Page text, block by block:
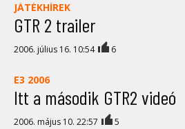
JÁTÉKHÍREK
GTR 2 trailer
2006. július 16. 10:54 6
E3 2006
Itt a második GTR2 videó
2006. május 10. 22:57 5